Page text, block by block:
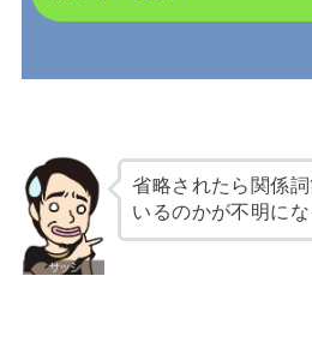
省略されたら関係
いるのかが不明にな